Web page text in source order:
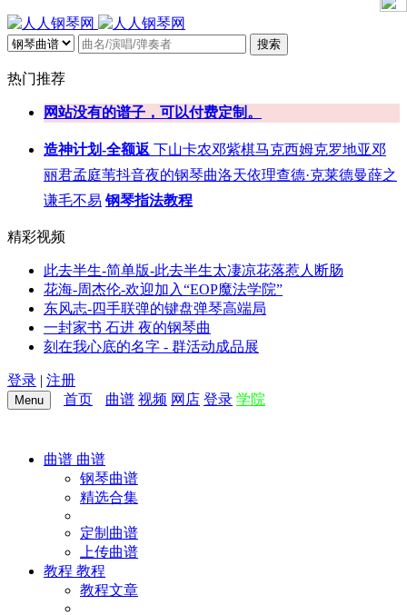
搜索
热门推荐
网站没有的谱子，可以付费定制。
造神计划-全额返 下山卡农邓紫棋马克西姆克罗地亚邓
丽君孟庭苇抖音夜的钢琴曲洛天依理查德·克莱德曼薛之
谦毛不易 钢琴指法教程
精彩视频
此去半生-简单版-此去半生太凄凉花落惹人断肠
花海-周杰伦-欢迎加入“EOP魔法学院”
东风志-四手联弹的键盘弹琴高端局
一封家书 石进 夜的钢琴曲
刻在我心底的名字 - 群活动成品展
登录 | 注册
Menu 首页 曲谱 视频 网店 登录 学院
曲谱 曲谱
钢琴曲谱
精选合集
定制曲谱
上传曲谱
教程 教程
教程文章